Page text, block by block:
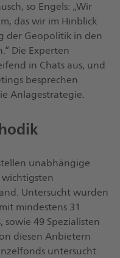
so Engels: „Wir
das wir im Hinblick
der Geopolitik in den
Die Experten
in Chats aus, und
besprechen
Anlagestrategie.
unabhängige
wichtigsten
Untersucht wurden
mindestens 31
49 Spezialisten
diesen Anbietern
untersucht.